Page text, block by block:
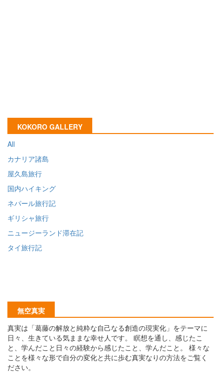
KOKORO GALLERY
All
カナリア諸島
屋久島旅行
国内ハイキング
ネパール旅行記
ギリシャ旅行
ニュージーランド滞在記
タイ旅行記
無空真実
真実は「葛藤の解放と純粋な自己なる創造の現実化」をテーマに
日々、生きている気ままな幸せ人です。 瞑想を通し、感じたこ
と、学んだこと日々の経験から感じたこと、学んだこと。 様々な
ことを様々な形で自分の変化と共に歩む真実なりの方法をご覧く
ださい。